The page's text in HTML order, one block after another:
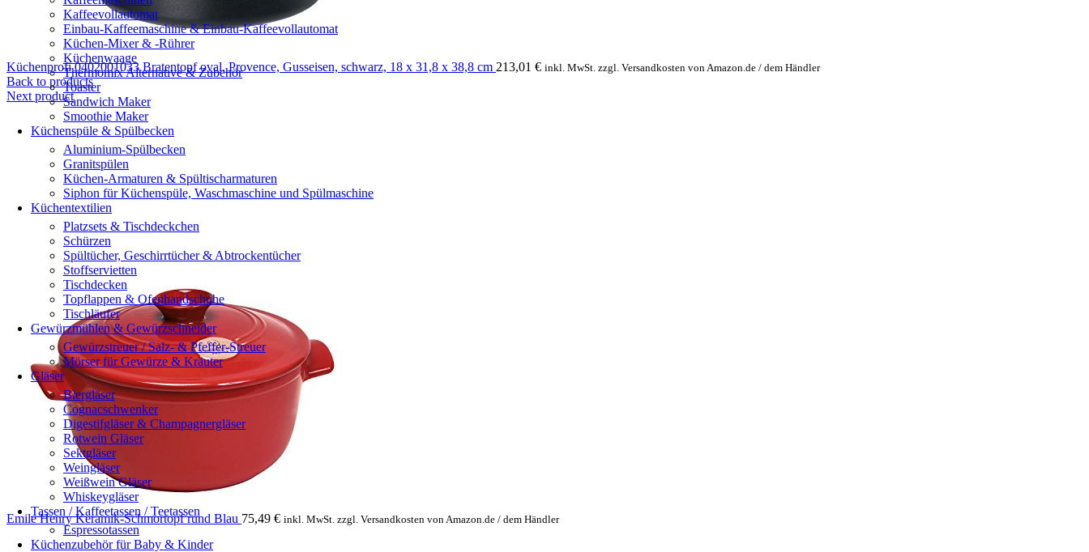
Kaffeevollautomat
Einbau-Kaffeemaschine & Einbau-Kaffeevollautomat
Küchen-Mixer & -Rührer
Küchenwaage
Thermomix Alternative & Zubehör
Toaster
Sandwich Maker
Smoothie Maker
Küchenspüle & Spülbecken
Aluminium-Spülbecken
Granitspülen
Küchen-Armaturen & Spültischarmaturen
Siphon für Küchenspüle, Waschmaschine und Spülmaschine
Küchentextilien
Platzsets & Tischdeckchen
Schürzen
Spültücher, Geschirrtücher & Abtrockentücher
Stoffservietten
Tischdecken
Topflappen & Ofenhandschuhe
Tischläufer
Gewürzmühlen & Gewürzschneider
Gewürzstreuer / Salz- & Pfeffer-Streuer
Mörser für Gewürze & Kräuter
Gläser
Biergläser
Cognacschwenker
Digestifgläser & Champagnergläser
Rotwein Gläser
Sektgläser
Weingläser
Weißwein Gläser
Whiskeygläser
Tassen / Kaffeetassen / Teetassen
Espressotassen
Küchenzubehör für Baby & Kinder
Küchenprofi 0402001033 Bratentopf oval, Provence, Gusseisen, schwarz, 18 x 31,8 x 38,8 cm 213,01 € inkl. MwSt. zzgl. Versandkosten von Amazon.de / dem Händler
Back to products
Next product
Emile Henry Keramik-Schmortopf rund Blau 75,49 € inkl. MwSt. zzgl. Versandkosten von Amazon.de / dem Händler